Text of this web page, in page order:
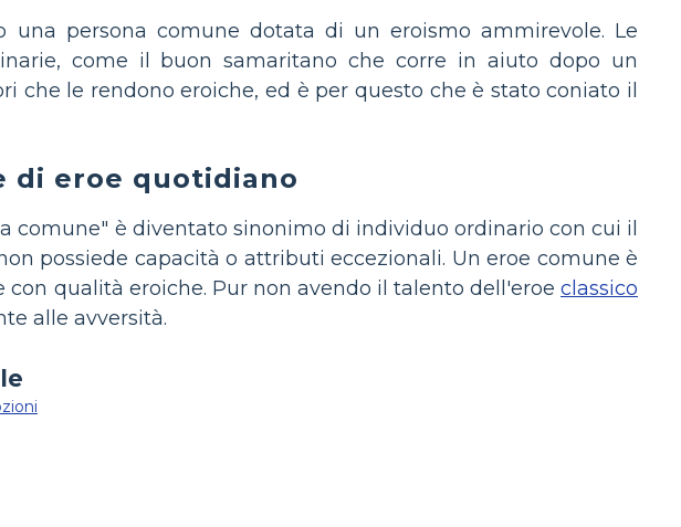
persona comune dotata di un eroismo ammirevole. Le
come il buon samaritano che corre in aiuto dopo un
che le rendono eroiche, ed è per questo che è stato coniato il
di eroe quotidiano
comune" è diventato sinonimo di individuo ordinario con cui il
possiede capacità o attributi eccezionali. Un eroe comune è
qualità eroiche. Pur non avendo il talento dell'eroe classico
alle avversità.